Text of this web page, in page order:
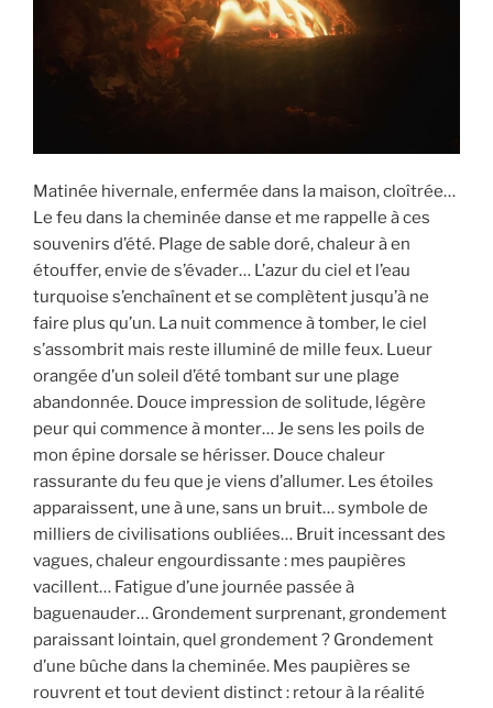
Matinée hivernale, enfermée dans la maison, cloîtrée…
Le feu dans la cheminée danse et me rappelle à ces
souvenirs d’été. Plage de sable doré, chaleur à en
étouffer, envie de s’évader… L’azur du ciel et l’eau
turquoise s’enchaînent et se complètent jusqu’à ne
faire plus qu’un. La nuit commence à tomber, le ciel
s’assombrit mais reste illuminé de mille feux. Lueur
orangée d’un soleil d’été tombant sur une plage
abandonnée. Douce impression de solitude, légère
peur qui commence à monter… Je sens les poils de
mon épine dorsale se hérisser. Douce chaleur
rassurante du feu que je viens d’allumer. Les étoiles
apparaissent, une à une, sans un bruit… symbole de
milliers de civilisations oubliées… Bruit incessant des
vagues, chaleur engourdissante : mes paupières
vacillent… Fatigue d’une journée passée à
baguenauder… Grondement surprenant, grondement
paraissant lointain, quel grondement ? Grondement
d’une bûche dans la cheminée. Mes paupières se
rouvrent et tout devient distinct : retour à la réalité